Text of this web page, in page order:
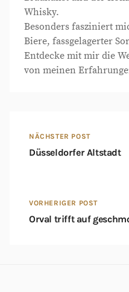
Whisky.
Besonders fasziniert
Biere, fassgelagerter
Entdecke mit mir die
von meinen
NÄCHSTER POST
Düsseldorfer Altstadt
VORHERIGER POST
Orval trifft auf